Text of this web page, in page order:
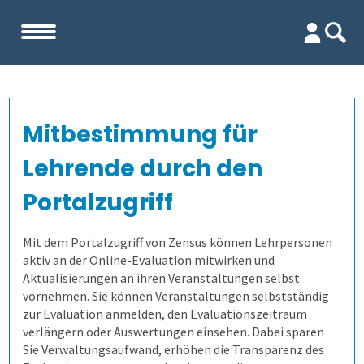
Unternehmen
Kennenlernen
Referenzen
Lehrevaluation
Kursevaluation
Wer erfährt was, und wie?
Auswertungen direkt abrufen
Wie finden wir die Antworten?
Mitbestimmung für
Lehrende durch den
Portalzugriff
Mit dem Portalzugriff von Zensus können Lehrpersonen
aktiv an der Online-Evaluation mitwirken und
Aktualisierungen an ihren Veranstaltungen selbst
vornehmen. Sie können Veranstaltungen selbstständig
zur Evaluation anmelden, den Evaluationszeitraum
verlängern oder Auswertungen einsehen. Dabei sparen
Sie Verwaltungsaufwand, erhöhen die Transparenz des